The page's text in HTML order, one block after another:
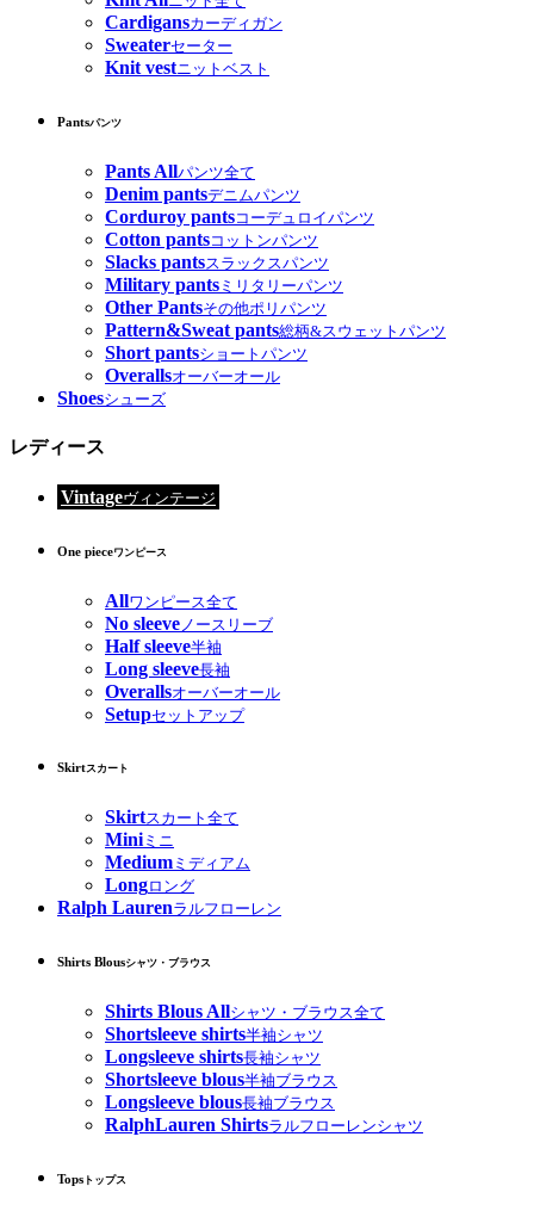
Cardigansカーディガン
Sweaterセーター
Knit vestニットベスト
Pantsパンツ
Pants Allパンツ全て
Denim pantsデニムパンツ
Corduroy pantsコーデュロイパンツ
Cotton pantsコットンパンツ
Slacks pantsスラックスパンツ
Military pants ミリタリーパンツ
Other Pantsその他ポリパンツ
Pattern&Sweat pants総柄&スウェットパンツ
Short pantsショートパンツ
Overallsオーバーオール
Shoesシューズ
レディース
Vintageヴィンテージ
One pieceワンピース
Allワンピース全て
No sleeve ノースリーブ
Half sleeve半袖
Long sleeve長袖
Overallsオーバーオール
Setupセットアップ
Skirtスカート
Skirtスカート全て
Miniミニ
Medium ミディアム
Longロング
Ralph Laurenラルフローレン
Shirts Blousシャツ・ブラウス
Shirts Blous Allシャツ・ブラウス全て
Shortsleeve shirts半袖シャツ
Longsleeve shirts長袖シャツ
Shortsleeve blous半袖ブラウス
Longsleeve blous長袖ブラウス
RalphLauren Shirtsラルフローレンシャツ
Tops トップス